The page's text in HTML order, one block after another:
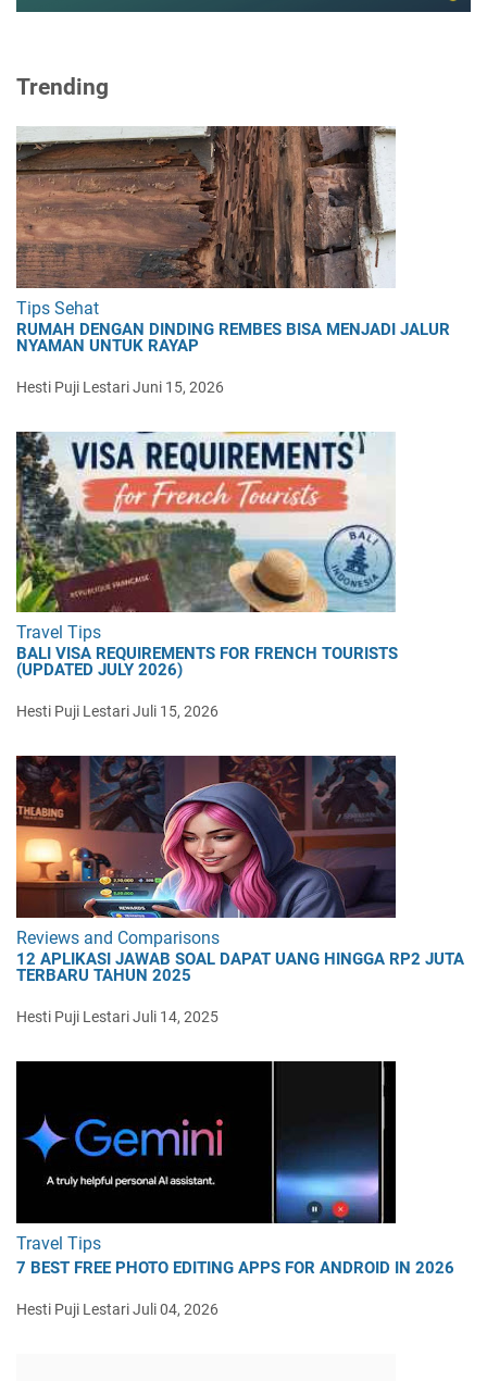
Trending
Tips Sehat
RUMAH DENGAN DINDING REMBES BISA MENJADI JALUR
NYAMAN UNTUK RAYAP
Hesti Puji LestariJuni 15, 2026
Travel Tips
BALI VISA REQUIREMENTS FOR FRENCH TOURISTS
(UPDATED JULY 2026)
Hesti Puji LestariJuli 15, 2026
Reviews and Comparisons
12 APLIKASI JAWAB SOAL DAPAT UANG HINGGA RP2 JUTA
TERBARU TAHUN 2025
Hesti Puji LestariJuli 14, 2025
Travel Tips
7 BEST FREE PHOTO EDITING APPS FOR ANDROID IN 2026
Hesti Puji LestariJuli 04, 2026